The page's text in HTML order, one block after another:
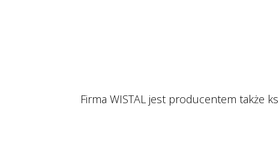
Firma WISTAL jest producentem także